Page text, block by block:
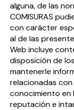
alguna, de las
COMISURAS
con carácter
al de las
Web incluye
disposición de
mantenerle
relacionadas
conocimiento en
reputación e